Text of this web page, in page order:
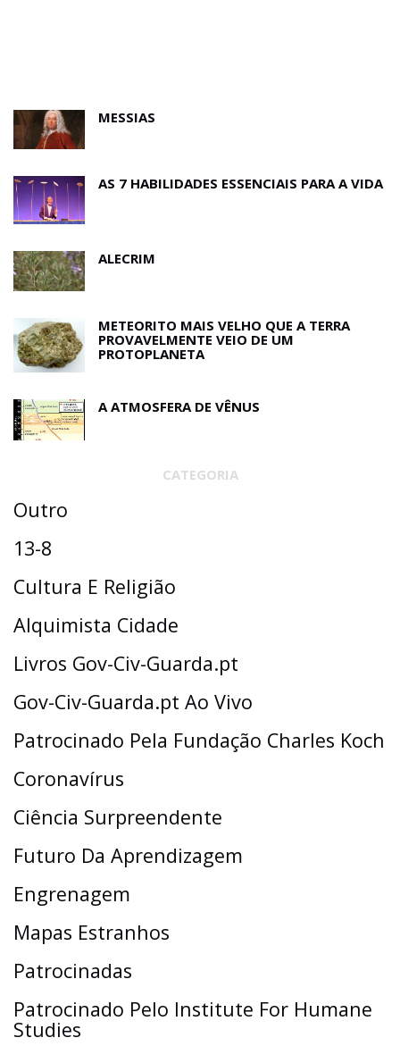
MESSIAS
AS 7 HABILIDADES ESSENCIAIS PARA A VIDA
ALECRIM
METEORITO MAIS VELHO QUE A TERRA
PROVAVELMENTE VEIO DE UM
PROTOPLANETA
A ATMOSFERA DE VÊNUS
CATEGORIA
Outro
13-8
Cultura E Religião
Alquimista Cidade
Livros Gov-Civ-Guarda.pt
Gov-Civ-Guarda.pt Ao Vivo
Patrocinado Pela Fundação Charles Koch
Coronavírus
Ciência Surpreendente
Futuro Da Aprendizagem
Engrenagem
Mapas Estranhos
Patrocinadas
Patrocinado Pelo Institute For Humane
Studies